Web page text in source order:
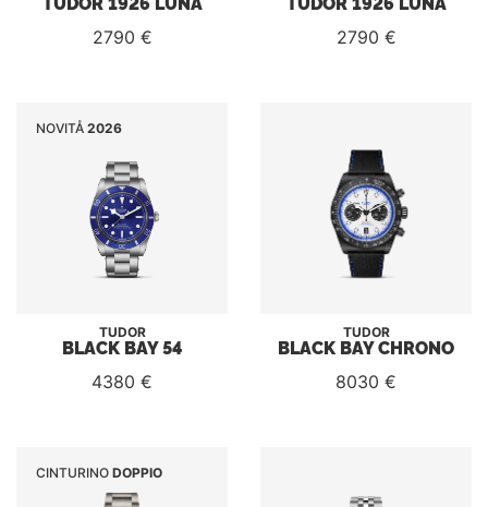
2790 € 2790 €
NOVITÅ 2026
TUDOR
BLACK BAY 54
4380 €
TUDOR
BLACK BAY CHRONO
8030 €
CINTURINO DOPPIO